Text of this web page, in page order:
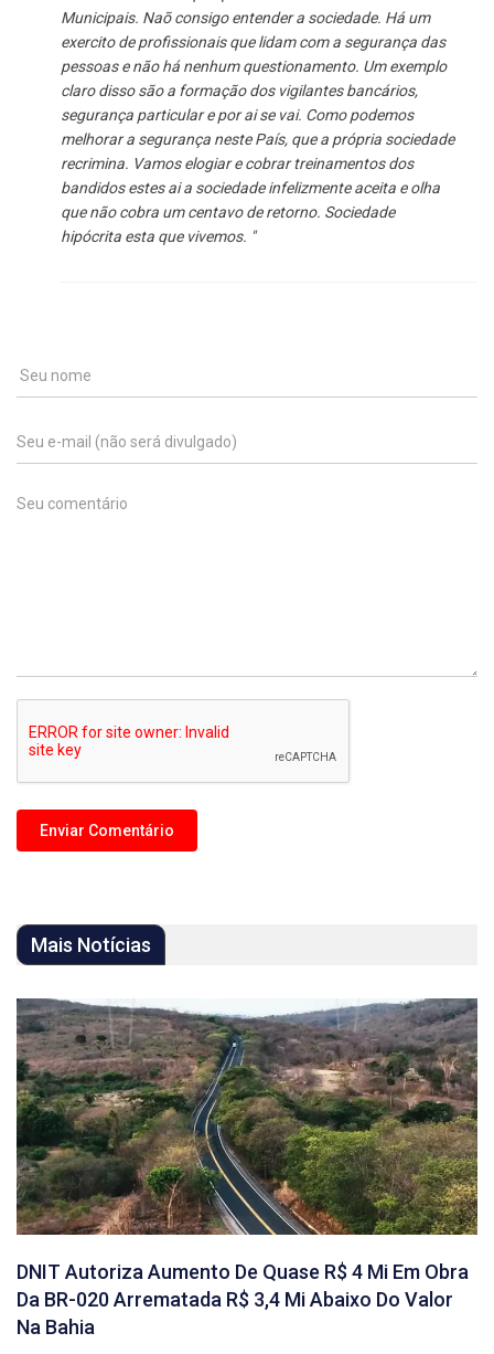
Municipais. Naõ consigo entender a sociedade. Há um
exercito de profissionais que lidam com a segurança das
pessoas e não há nenhum questionamento. Um exemplo
claro disso são a formação dos vigilantes bancários,
segurança particular e por ai se vai. Como podemos
melhorar a segurança neste País, que a própria sociedade
recrimina. Vamos elogiar e cobrar treinamentos dos
bandidos estes ai a sociedade infelizmente aceita e olha
que não cobra um centavo de retorno. Sociedade
hipócrita esta que vivemos. "
Mais Notícias
DNIT Autoriza Aumento De Quase R$ 4 Mi Em Obra
Da BR-020 Arrematada R$ 3,4 Mi Abaixo Do Valor
Na Bahia